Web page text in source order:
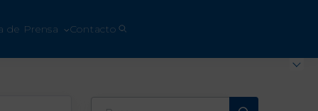
de Prensa Contacto